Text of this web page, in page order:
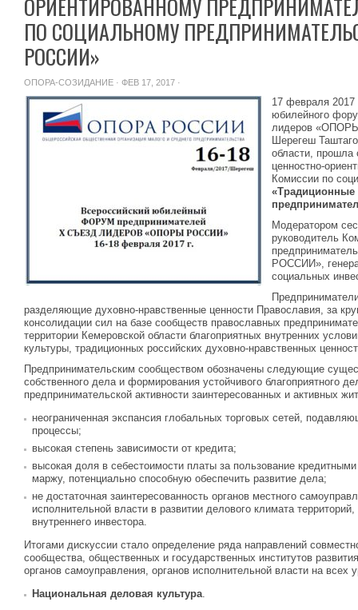
ОРИЕНТИРОВАННОМУ
ПО СОЦИАЛЬНОМУ
РОССИИ»
ОПОРА-СОЗИДАНИЕ · ФЕВ 17, 2017 ·
17 февраля 2017
юбилейного
лидеров
Шерегеш
области, прошла
ценностно-
Комиссии по
«Традиционные
Модератором
руководитель
РОССИИ»,
социальных
разделяющие духовно-нравственные ценности Православия, за
консолидации сил на базе сообществ православных
территории Кемеровской области благоприятных внутренних
культуры, традиционных российских духовно-нравственных
Предпринимательским сообществом обозначены следующие
собственного дела и формирования устойчивого благоприятного
предпринимательской активности заинтересованных и активных
неограниченная экспансия глобальных торговых сетей,
процессы;
высокая степень зависимости от кредита;
высокая доля в себестоимости платы за пользование
маржу, потенциально способную обеспечить развитие дела;
не достаточная заинтересованность органов местного
исполнительной власти в развитии делового климата
внутреннего инвестора.
Итогами дискуссии стало определение ряда направлений
сообщества, общественных и государственных институтов
органов самоуправления, органов исполнительной власти на всех
Национальная деловая культура.